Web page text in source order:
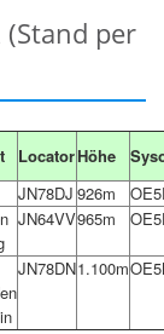
per
LocatorHöhe
JN78DJ 926m
JN64VV965m
JN78DN1.100m